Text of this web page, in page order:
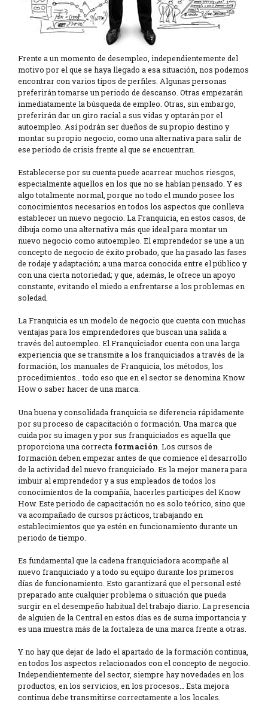
Frente a un momento de desempleo, independientemente del
motivo por el que se haya llegado a esa situación, nos podemos
encontrar con varios tipos de perfiles. Algunas personas
preferirán tomarse un periodo de descanso. Otras empezarán
inmediatamente la búsqueda de empleo. Otras, sin embargo,
preferirán dar un giro racial a sus vidas y optarán por el
autoempleo. Así podrán ser dueños de su propio destino y
montar su propio negocio, como una alternativa para salir de
ese periodo de crisis frente al que se encuentran.
Establecerse por su cuenta puede acarrear muchos riesgos,
especialmente aquellos en los que no se habían pensado. Y es
algo totalmente normal, porque no todo el mundo posee los
conocimientos necesarios en todos los aspectos que conlleva
establecer un nuevo negocio. La Franquicia, en estos casos, de
dibuja como una alternativa más que ideal para montar un
nuevo negocio como autoempleo. El emprendedor se une a un
concepto de negocio de éxito probado, que ha pasado las fases
de rodaje y adaptación; a una marca conocida entre el público y
con una cierta notoriedad; y que, además, le ofrece un apoyo
constante, evitando el miedo a enfrentarse a los problemas en
soledad.
La Franquicia es un modelo de negocio que cuenta con muchas
ventajas para los emprendedores que buscan una salida a
través del autoempleo. El Franquiciador cuenta con una larga
experiencia que se transmite a los franquiciados a través de la
formación, los manuales de Franquicia, los métodos, los
procedimientos… todo eso que en el sector se denomina Know
How o saber hacer de una marca.
Una buena y consolidada franquicia se diferencia rápidamente
por su proceso de capacitación o formación. Una marca que
cuida por su imagen y por sus franquiciados es aquella que
proporciona una correcta formación . Los cursos de
formación deben empezar antes de que comience el desarrollo
de la actividad del nuevo franquiciado. Es la mejor manera para
imbuir al emprendedor y a sus empleados de todos los
conocimientos de la compañía, hacerles partícipes del Know
How. Este periodo de capacitación no es solo teórico, sino que
va acompañado de cursos prácticos, trabajando en
establecimientos que ya estén en funcionamiento durante un
periodo de tiempo.
Es fundamental que la cadena franquiciadora acompañe al
nuevo franquiciado y a todo su equipo durante los primeros
días de funcionamiento. Esto garantizará que el personal esté
preparado ante cualquier problema o situación que pueda
surgir en el desempeño habitual del trabajo diario. La presencia
de alguien de la Central en estos días es de suma importancia y
es una muestra más de la fortaleza de una marca frente a otras.
Y no hay que dejar de lado el apartado de la formación continua,
en todos los aspectos relacionados con el concepto de negocio.
Independientemente del sector, siempre hay novedades en los
productos, en los servicios, en los procesos… Esta mejora
continua debe transmitirse correctamente a los locales.